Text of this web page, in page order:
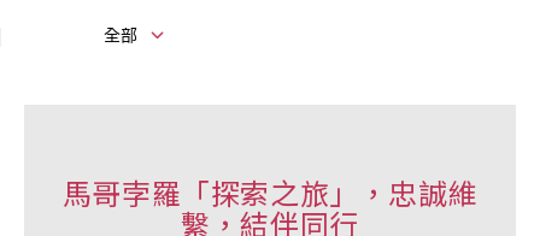
全部
馬哥孛羅「探索之旅」，忠誠維